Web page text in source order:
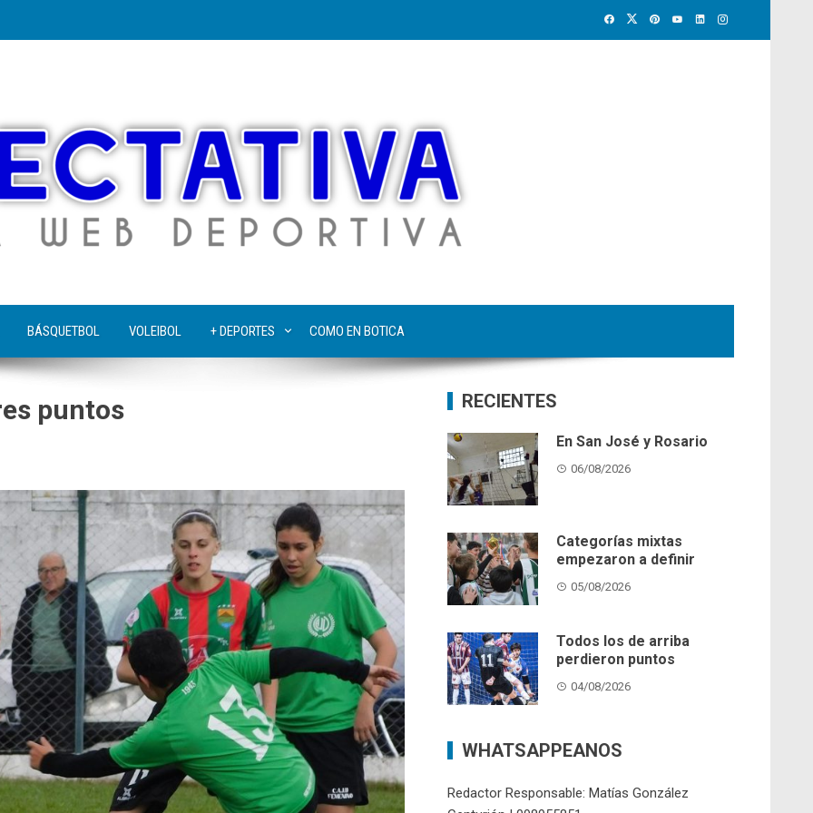
BÁSQUETBOL VOLEIBOL + DEPORTES COMO EN BOTICA
puntos RECIENTES
En San José y Rosario
06/08/2026
Categorías mixtas
empezaron a definir
05/08/2026
Todos los de arriba
perdieron puntos
04/08/2026
WHATSAPPEANOS
Redactor Responsable: Matías González